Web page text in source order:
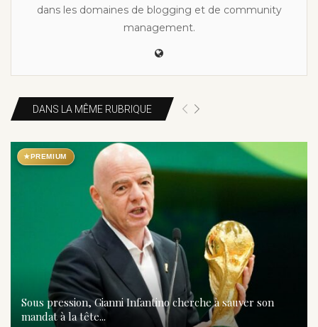
dans les domaines de blogging et de community
management.
DANS LA MÊME RUBRIQUE
★PREMIUM
Sous pression, Gianni Infantino cherche à sauver son
mandat à la tête...